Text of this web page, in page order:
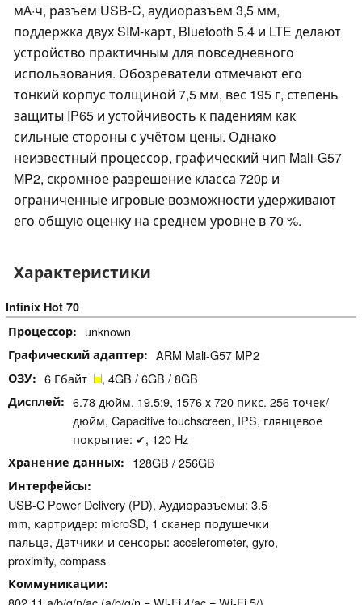
мА·ч, разъём USB-C, аудиоразъём 3,5 мм,
поддержка двух SIM-карт, Bluetooth 5.4 и LTE делают
устройство практичным для повседневного
использования. Обозреватели отмечают его
тонкий корпус толщиной 7,5 мм, вес 195 г, степень
защиты IP65 и устойчивость к падениям как
сильные стороны с учётом цены. Однако
неизвестный процессор, графический чип Mali-G57
MP2, скромное разрешение класса 720p и
ограниченные игровые возможности удерживают
его общую оценку на среднем уровне в 70 %.
Характеристики
Infinix Hot 70
Процессор
unknown
Графический адаптер ARM Mali-G57 MP2
ОЗУ 6 Гбайт , 4GB / 6GB / 8GB
Дисплей
6.78 дюйм. 19.5:9, 1576 x 720 пикс. 256 точек/
дюйм, Capacitive touchscreen, IPS, глянцевое
покрытие: ✔, 120 Hz
Хранение данных 128GB / 256GB
Интерфейсы
USB-C Power Delivery (PD), Аудиоразъёмы: 3.5
mm, картридер: microSD, 1 сканер подушечки
пальца, Датчики и сенсоры: accelerometer, gyro,
proximity, compass
Коммуникации